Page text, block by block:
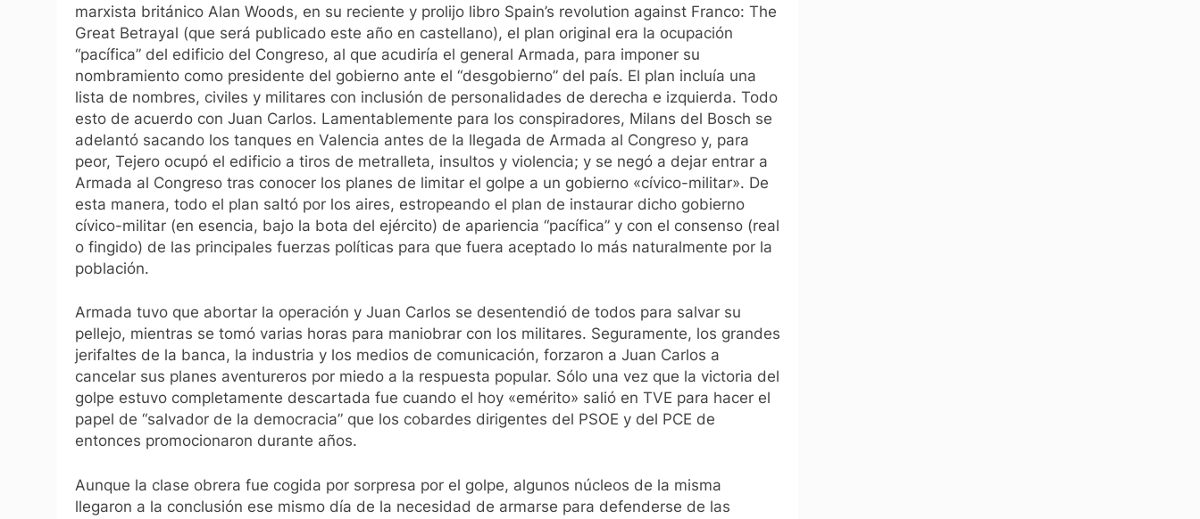
marxista británico Alan Woods, en su reciente y prolijo libro Spain’s revolution against Franco: The
Great Betrayal (que será publicado este año en castellano), el plan original era la ocupación
“pacífica” del edificio del Congreso, al que acudiría el general Armada, para imponer su
nombramiento como presidente del gobierno ante el “desgobierno” del país. El plan incluía una
lista de nombres, civiles y militares con inclusión de personalidades de derecha e izquierda. Todo
esto de acuerdo con Juan Carlos. Lamentablemente para los conspiradores, Milans del Bosch se
adelantó sacando los tanques en Valencia antes de la llegada de Armada al Congreso y, para
peor, Tejero ocupó el edificio a tiros de metralleta, insultos y violencia; y se negó a dejar entrar a
Armada al Congreso tras conocer los planes de limitar el golpe a un gobierno «cívico-militar». De
esta manera, todo el plan saltó por los aires, estropeando el plan de instaurar dicho gobierno
cívico-militar (en esencia, bajo la bota del ejército) de apariencia “pacífica” y con el consenso (real
o fingido) de las principales fuerzas políticas para que fuera aceptado lo más naturalmente por la
población.
Armada tuvo que abortar la operación y Juan Carlos se desentendió de todos para salvar su
pellejo, mientras se tomó varias horas para maniobrar con los militares. Seguramente, los grandes
jerifaltes de la banca, la industria y los medios de comunicación, forzaron a Juan Carlos a
cancelar sus planes aventureros por miedo a la respuesta popular. Sólo una vez que la victoria del
golpe estuvo completamente descartada fue cuando el hoy «emérito» salió en TVE para hacer el
papel de “salvador de la democracia” que los cobardes dirigentes del PSOE y del PCE de
entonces promocionaron durante años.
Aunque la clase obrera fue cogida por sorpresa por el golpe, algunos núcleos de la misma
llegaron a la conclusión ese mismo día de la necesidad de armarse para defenderse de las